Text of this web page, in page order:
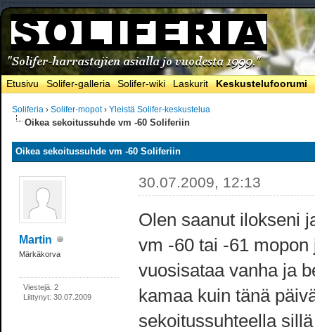
Etusivu Solifer-galleria Solifer-wiki Laskurit Keskustelufoorumi
Soliferia ›Solifer-mopot›Yleistä Solifer-keskustelua
Oikea sekoitussuhde vm -60 Soliferiin
Oikea sekoitussuhde vm -60 Soliferiin
Martin
Märkäkorva
Viestejä: 2
Liittynyt: 30.07.2009
30.07.2009, 12:13
Olen saanut ilokseni
vm -60 tai -61
vuosisataa vanha ja
kamaa kuin tänä
sekoitussuhteella